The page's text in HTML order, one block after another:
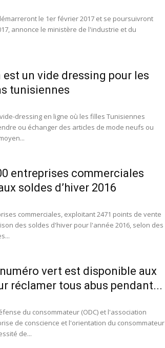
le 1er février 2017 et se poursuivront
annonce le ministère de l'industrie et du
est un vide dressing pour les
tunisiennes
dressing en ligne où les filles Tunisiennes
ou échanger des articles de mode neufs ou
entreprises commerciales
soldes d’hiver 2016
commerciales, exploitant 2471 points de vente
des soldes d'hiver pour l'année 2016, selon des
vert est disponible aux
réclamer tous abus pendant...
du consommateur (ODC) et l'association
de conscience et l'orientation du consommateur
de...